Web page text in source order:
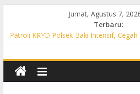
Jumat, Agustus 7,
Terbaru:
Patroli KRYD Polsek Baki Intensif,
Permukiman, Warga Diajak Aktif Jaga
Patroli Cegah Karhutla, Polsek Weru Sisir